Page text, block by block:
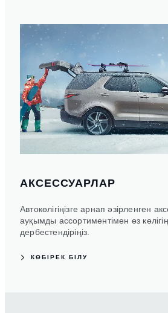
АКСЕССУАРЛАР
Автокөлігіңізге арнап әзірленген
ауқымды ассортиментімен өз
дербестендіріңіз.
КӨБІРЕК БІЛУ